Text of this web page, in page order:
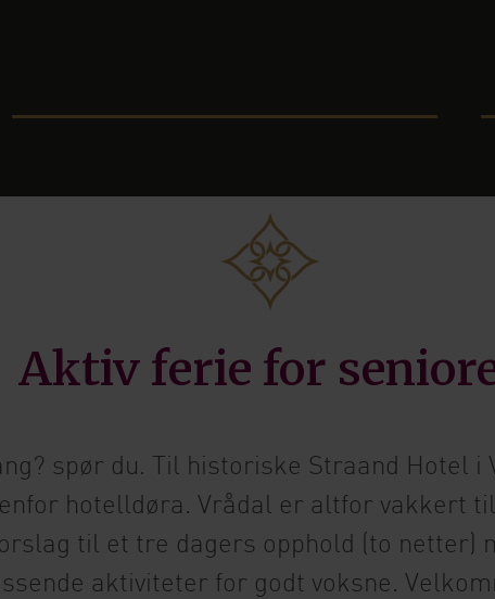
Aktiv ferie for
spør du. Til historiske Straand Hotel
hotelldøra. Vrådal er altfor vakkert
til et tre dagers opphold (to netter)
aktiviteter for godt voksne.